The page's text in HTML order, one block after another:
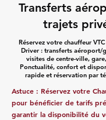
Transferts
trajets
Réservez votre chauffeur
Driver : transferts aéroport/
visites de centre-ville,
Ponctualité, confort et
rapide et réservation par
Astuce : Réservez votre
pour bénéficier de tarifs
garantir la disponibilité du